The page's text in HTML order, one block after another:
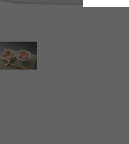
よどがわ市民生協